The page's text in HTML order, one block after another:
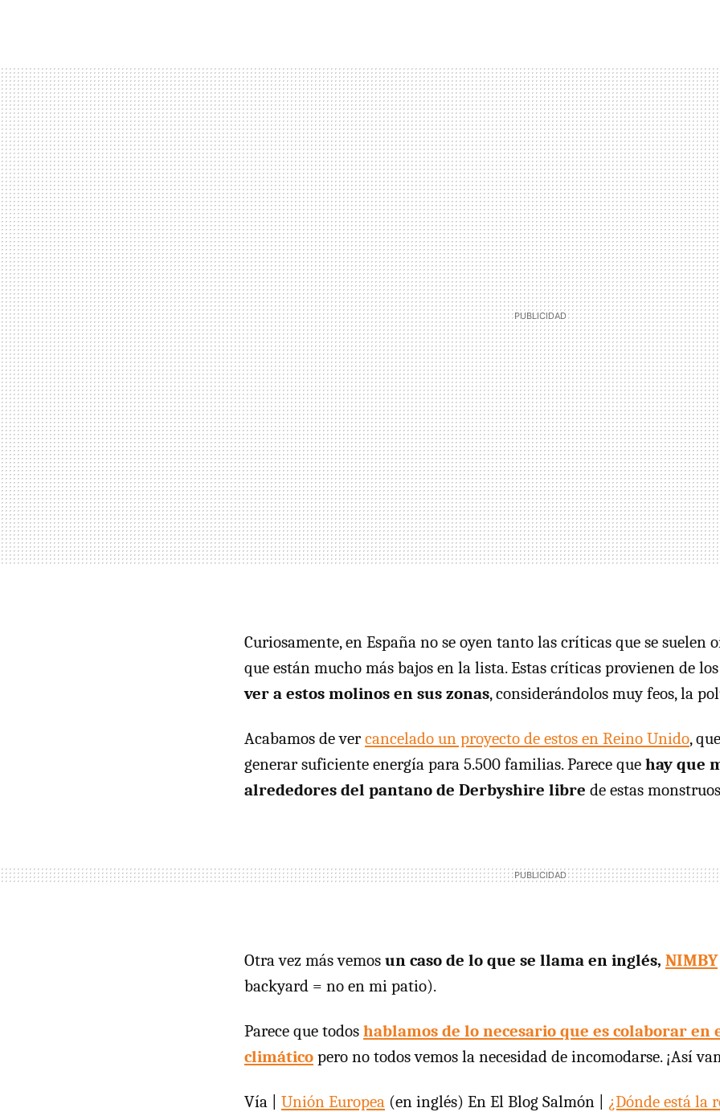
Curiosamente, en España no se oyen tanto las críticas que se suelen
que están mucho más bajos en la lista. Estas críticas provienen de
ver a estos molinos en sus zonas, considerándolos muy feos, la
Acabamos de vercancelado un proyecto de estos en Reino Unido,
generar suficiente energía para 5.500 familias. Parece que hay que
alrededores del pantano de Derbyshire libre de estas
Otra vez más vemos un caso de lo que se llama en inglés, NIMBY
backyard = no en mi patio).
Parece que todos hablamos de lo necesario que es colaborar en
climático pero no todos vemos la necesidad de incomodarse. ¡Así
Vía | Unión Europea (en inglés) En El Blog Salmón | ¿Dónde está la